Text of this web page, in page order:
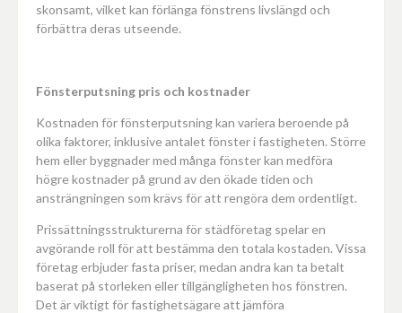
skonsamt, vilket kan förlänga fönstrens livslängd och
förbättra deras utseende.
Fönsterputsning pris och kostnader
Kostnaden för fönsterputsning kan variera beroende på
olika faktorer, inklusive antalet fönster i fastigheten. Större
hem eller byggnader med många fönster kan medföra
högre kostnader på grund av den ökade tiden och
ansträngningen som krävs för att rengöra dem ordentligt.
Prissättningsstrukturerna för städföretag spelar en
avgörande roll för att bestämma den totala kostaden. Vissa
företag erbjuder fasta priser, medan andra kan ta betalt
baserat på storleken eller tillgängligheten hos fönstren.
Det är viktigt för fastighetsägare att jämföra